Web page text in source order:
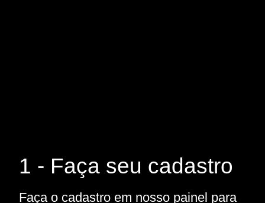
1 - Faça seu cadastro
Faça o cadastro em nosso painel para